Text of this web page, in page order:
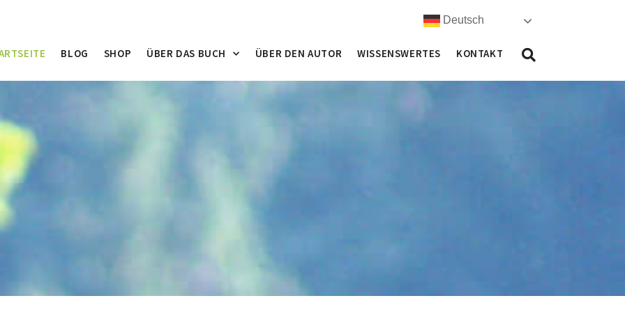
Deutsch
BLOG SHOP ÜBER DAS BUCH ÜBER DEN AUTOR WISSENSWERTES KONTAKT